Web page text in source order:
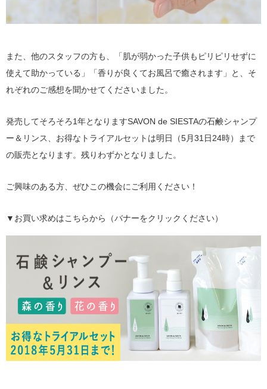
また、他のスタッフの方も、「肌が弱かった子供もピリピリせずに
使えて助かっている」「香りが良くてお風呂で癒されます」と、そ
れぞれのご感想を聞かせてくださいました。
発売してそろそろ1年となりますSAVON de SIESTAの石鹸シャンプ
ー＆リンス、お得なトライアルセットは明日（5月31日24時）まで
の販売となります。残りわずかとなりました。
ご興味のある方、ぜひこの機会にご利用ください！
▼お買い求めはこちらから（バナーをクリックください）